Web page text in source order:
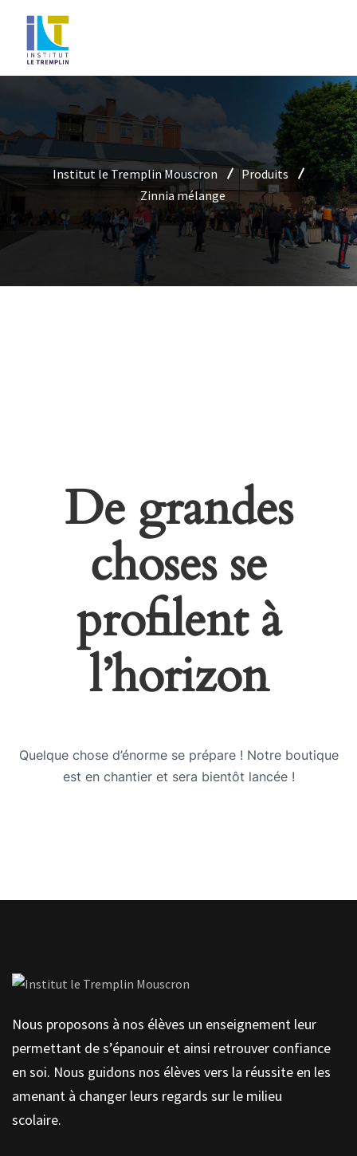
Institut le Tremplin Mouscron
Produits
Zinnia mélange
De grandes
choses se
profilent à
l’horizon
Quelque chose d’énorme se prépare ! Notre boutique
est en chantier et sera bientôt lancée !
Nous proposons à nos élèves un enseignement leur
permettant de s’épanouir et ainsi retrouver confiance
en soi. Nous guidons nos élèves vers la réussite en les
amenant à changer leurs regards sur le milieu
scolaire.